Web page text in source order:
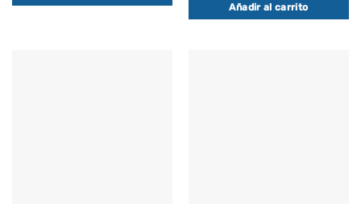
Añadir al carrito